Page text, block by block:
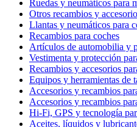
Ruedas y neumáticos para
Otros recambios y
Llantas y neumáticos para
Recambios para coches
Artículos de automobilia y
Vestimenta y protección
Recambios y accesorios
Equipos y herramientas de
Accesorios y recambios
Accesorios y recambios
Hi-Fi, GPS y tecnología
Aceites, líquidos y